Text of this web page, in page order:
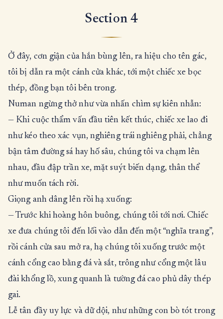
Section 4
Ở đây, cơn giận của hắn bùng lên, ra hiệu cho tên gác,
tôi bị dẫn ra một cánh cửa khác, tới một chiếc xe bọc
thép, đồng bạn tôi bên trong.
Numan ngừng thở như vừa nhấn chìm sự kiên nhẫn:
— Khi cuộc thẩm vấn đầu tiên kết thúc, chiếc xe lao đi
như kéo theo xác vụn, nghiêng trái nghiêng phải, chẳng
bận tâm đường sá hay hố sâu, chúng tôi va chạm lên
nhau, đầu đập trần xe, mặt suýt biến dạng, thân thể
như muốn tách rời.
Giọng anh dâng lên rồi hạ xuống:
— Trước khi hoàng hôn buông, chúng tôi tới nơi. Chiếc
xe đưa chúng tôi đến lối vào dẫn đến một “nghĩa trang”,
rồi cánh cửa sau mở ra, hạ chúng tôi xuống trước một
cánh cổng cao bằng đá và sắt, trông như cổng một lâu
đài khổng lồ, xung quanh là tường đá cao phủ dây thép
gai.
Lễ tân đầy uy lực và dữ dội, như những con bò tót trong